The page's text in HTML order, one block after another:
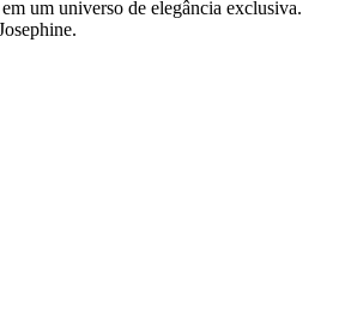
um universo de elegância exclusiva.